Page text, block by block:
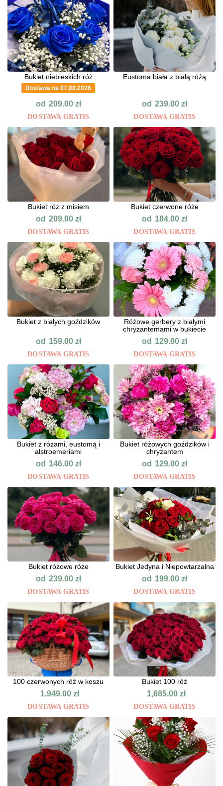
Bukiet niebieskich róż
Dostawa na 07.08.2026
od 209.00 zł
DOSTAWA GRATIS
Eustoma biała z białą różą
od 239.00zł
DOSTAWA GRATIS
Bukiet róz z misiem
od 209.00 zł
DOSTAWA GRATIS
Bukiet czerwone róże
od 184.00zł
DOSTAWA GRATIS
Bukiet z białych goździków
od 159.00 zł
DOSTAWA GRATIS
Różowe gerbery z białymi
chryzantemami w bukiecie
od 129.00zł
DOSTAWA GRATIS
Bukiet z różami, eustomą i
alstroemeriami
od 146.00 zł
DOSTAWA GRATIS
Bukiet różowych goździków i
chryzantem
od 129.00zł
DOSTAWA GRATIS
Bukiet różowe róże
od 239.00 zł
DOSTAWA GRATIS
Bukiet Jedyna i Niepowtarzalna
od 199.00zł
DOSTAWA GRATIS
100 czerwonych róż w koszu
1,949.00zł
DOSTAWA GRATIS
Bukiet 100 róż
1,685.00 zł
DOSTAWA GRATIS